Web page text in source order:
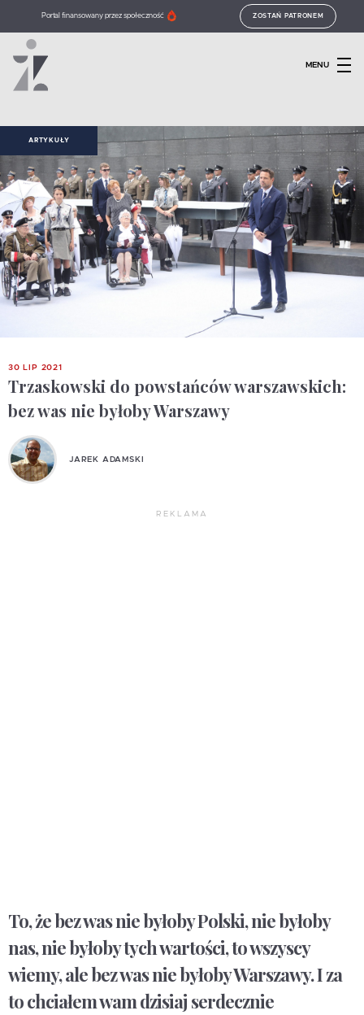
Portal finansowany przez społeczność ZOSTAŃ PATRONEM
MENU
ARTYKUŁY
30 LIP 2021
Trzaskowski do powstańców warszawskich:
bez was nie byłoby Warszawy
JAREK ADAMSKI
REKLAMA
To, że bez was nie byłoby Polski, nie byłoby
nas, nie byłoby tych wartości, to wszyscy
wiemy, ale bez was nie byłoby Warszawy. I za
to chciałem wam dzisiaj serdecznie